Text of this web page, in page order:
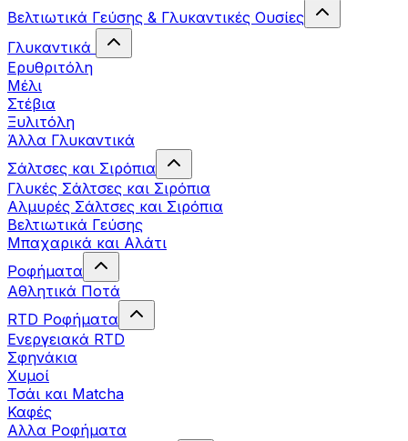
Βελτιωτικά Γεύσης & Γλυκαντικές Ουσίες
Γλυκαντικά
Ερυθριτόλη
Μέλι
Στέβια
Ξυλιτόλη
Άλλα Γλυκαντικά
Σάλτσες και Σιρόπια
Γλυκές Σάλτσες και Σιρόπια
Αλμυρές Σάλτσες και Σιρόπια
Bελτιωτικά Γεύσης
Μπαχαρικά και Αλάτι
Ροφήματα
Αθλητικά Ποτά
RTD Ροφήματα
Ενεργειακά RTD
Σφηνάκια
Χυμοί
Τσάι και Matcha
Καφές
Αλλα Ροφήματα